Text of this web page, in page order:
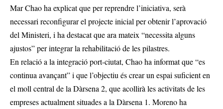
Mar Chao ha explicat que per reprendre l’iniciativa, serà
necessari reconfigurar el projecte inicial per obtenir l’aprovació
del Ministeri, i ha destacat que ara mateix “necessita alguns
ajustos” per integrar la rehabilitació de les pilastres.
En relació a la integració port-ciutat, Chao ha informat que “es
continua avançant” i que l’objectiu és crear un espai suficient en
el moll central de la Dàrsena 2, que acollirà les activitats de les
empreses actualment situades a la Dàrsena 1. Moreno ha